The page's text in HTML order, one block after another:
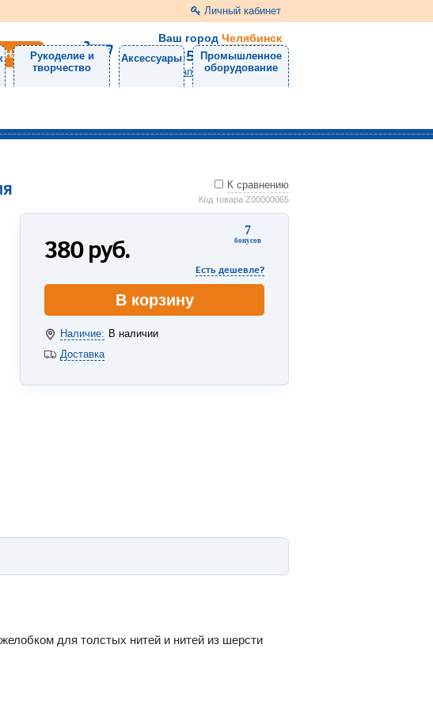
Личный кабинет
Ваш город Челябинск
8 (351) 220-99-01
Напишите нам
Рукоделие и
творчество
Аксессуары
Промышленное
оборудование
К сравнению
Код товара Z00000065
7
бонусов
380руб.
Есть дешевле?
В корзину
Наличие: В наличии
Доставка
для толстых нитей и нитей из шерсти